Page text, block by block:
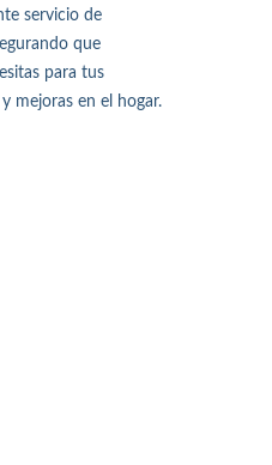
servicio de
que
para tus
mejoras en el hogar.